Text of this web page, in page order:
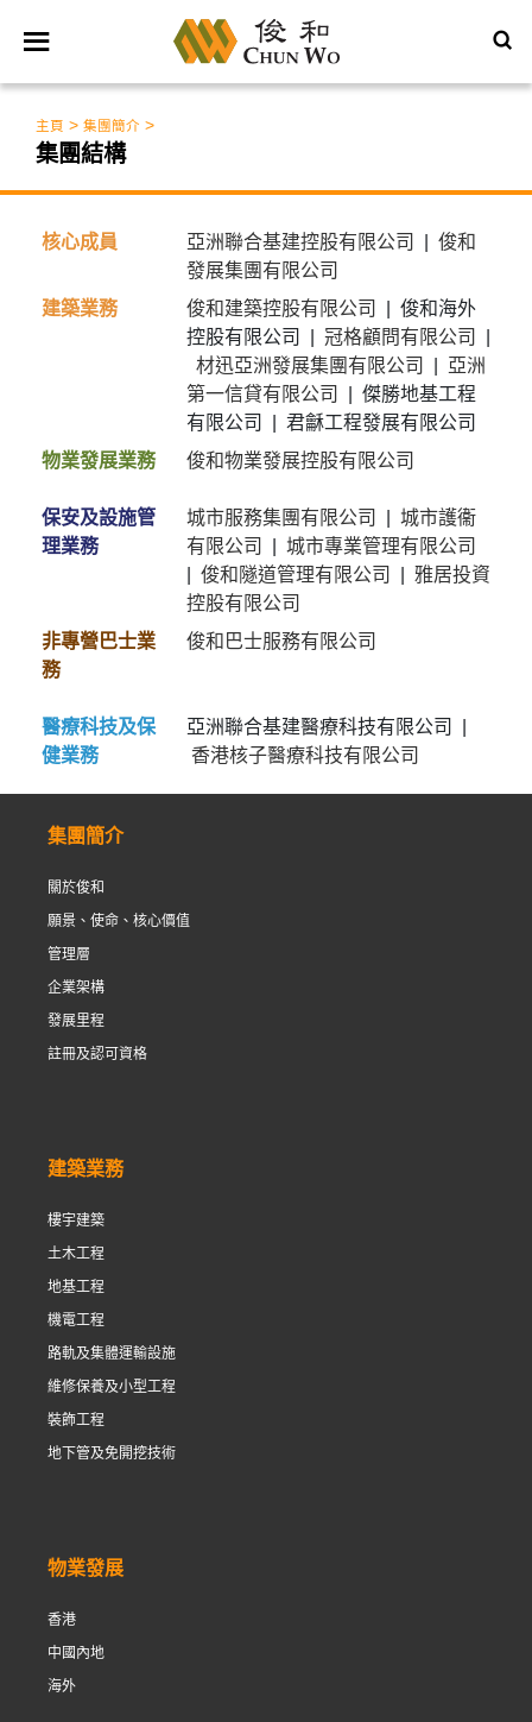
主頁 > 集團簡介 >
集團結構
核心成員 亞洲聯合基建控股有限公司
俊和
發展集團有限公司
建築業務
俊和建築控股有限公司
| 俊和海外
控股有限公司 | 冠格顧問有限公司
材迅亞洲發展集團有限公司
亞洲
第一信貸有限公司
| 傑勝地基工程
有限公司 | 君龢工程發展有限公司
物業發展業務
俊和物業發展控股有限公司
保安及設施管
理業務
城市服務集團有限公司
城市護衞
有限公司
城市專業管理有限公司
俊和隧道管理有限公司
雅居投資
控股有限公司
非專營巴士業
務
俊和巴士服務有限公司
醫療科技及保
健業務
亞洲聯合基建醫療科技有限公司 |
香港核子醫療科技有限公司
集團簡介
關於俊和
願景、使命、核心價值
管理層
企業架構
發展里程
註冊及認可資格
建築業務
樓宇建築
土木工程
地基工程
機電工程
路軌及集體運輸設施
維修保養及小型工程
裝飾工程
地下管及免開挖技術
物業發展
香港
中國內地
海外